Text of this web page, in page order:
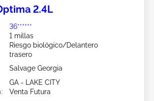
2.4L
36******
1 millas
Riesgo biológico/Delantero
trasero
Salvage Georgia
GA - LAKE CITY
Venta Futura